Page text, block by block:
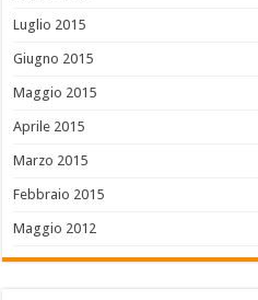
Luglio 2015
Giugno 2015
Maggio 2015
Aprile 2015
Marzo 2015
Febbraio 2015
Maggio 2012